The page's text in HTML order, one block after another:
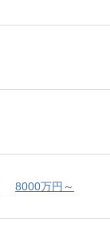
8000万円～